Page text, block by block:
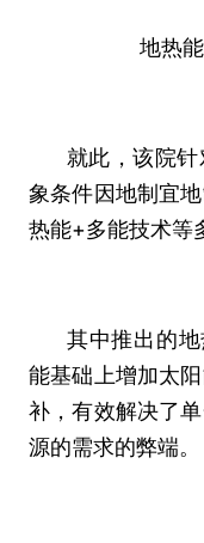
地热
就此，该院
象条件因地制宜
热能+多能技术等
其中推出的
能基础上增加太
补，有效解决了
源的需求的弊端。